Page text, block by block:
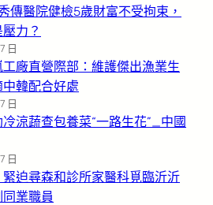
傳醫院健檢5歲財富不受拘束，
力？
日
廠直營際部：維護傑出漁業生
韓配合好處
日
涼蔬查包養菜“一路生花”_中國
日
迫尋森和診所家醫科覓臨沂沂
業職員